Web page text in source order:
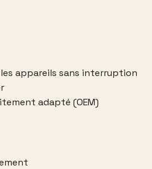
appareils sans interruption
adapté (OEM)